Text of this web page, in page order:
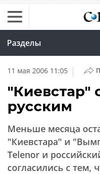
Разделы
11 мая 2006 11:05 |
"Киевстар"
русским
Меньше месяца
"Киевстара" и
Telenor и
согласились с тем,